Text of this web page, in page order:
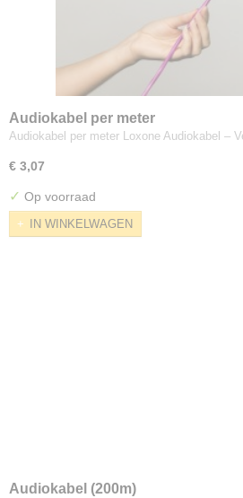
Audiokabel per meter
Audiokabel per meter Loxone Audiokabel –
€ 3,07
✓ Op voorraad
IN WINKELWAGEN
Audiokabel (200m)